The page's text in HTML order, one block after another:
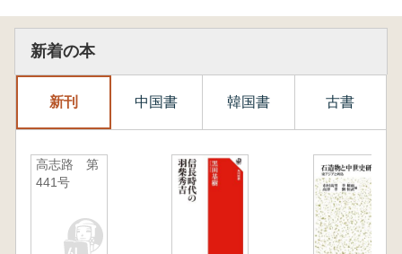
新着の本
新刊 中国書 韓国書 古書
高志路 第
441号